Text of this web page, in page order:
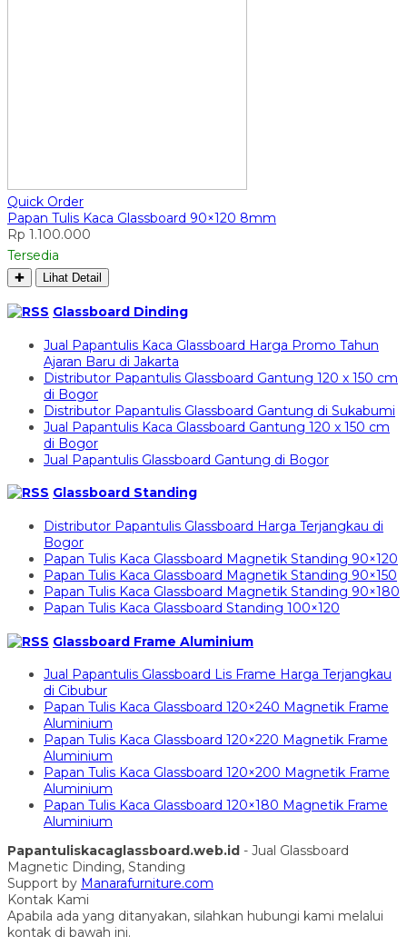
Quick Order
Papan Tulis Kaca Glassboard 90×120 8mm
Rp 1.100.000
Tersedia
✚ Lihat Detail
Glassboard Dinding
Jual Papantulis Kaca Glassboard Harga Promo Tahun
Ajaran Baru di Jakarta
Distributor Papantulis Glassboard Gantung 120 x 150 cm
di Bogor
Distributor Papantulis Glassboard Gantung di Sukabumi
Jual Papantulis Kaca Glassboard Gantung 120 x 150 cm
di Bogor
Jual Papantulis Glassboard Gantung di Bogor
Glassboard Standing
Distributor Papantulis Glassboard Harga Terjangkau di
Bogor
Papan Tulis Kaca Glassboard Magnetik Standing 90×120
Papan Tulis Kaca Glassboard Magnetik Standing 90×150
Papan Tulis Kaca Glassboard Magnetik Standing 90×180
Papan Tulis Kaca Glassboard Standing 100×120
Glassboard Frame Aluminium
Jual Papantulis Glassboard Lis Frame Harga Terjangkau
di Cibubur
Papan Tulis Kaca Glassboard 120×240 Magnetik Frame
Aluminium
Papan Tulis Kaca Glassboard 120×220 Magnetik Frame
Aluminium
Papan Tulis Kaca Glassboard 120×200 Magnetik Frame
Aluminium
Papan Tulis Kaca Glassboard 120×180 Magnetik Frame
Aluminium
Papantuliskacaglassboard.web.id - Jual Glassboard
Magnetic Dinding, Standing
Support by Manarafurniture.com
Kontak Kami
Apabila ada yang ditanyakan, silahkan hubungi kami melalui
kontak di bawah ini.